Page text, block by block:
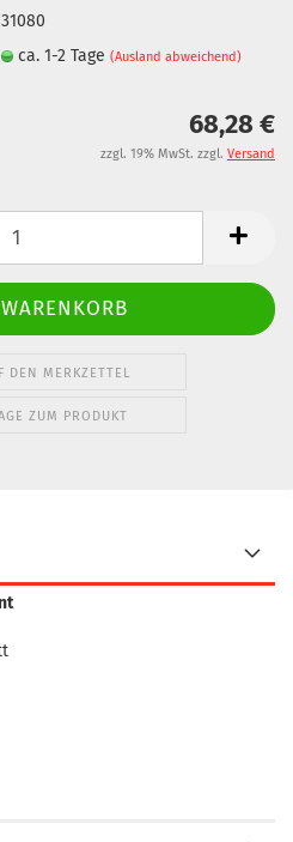
31080
ca. 1-2 Tage(Ausland abweichend)
68,28 €
zzgl. 19% MwSt. zzgl. Versand
DEN MERKZETTEL
ZUM PRODUKT